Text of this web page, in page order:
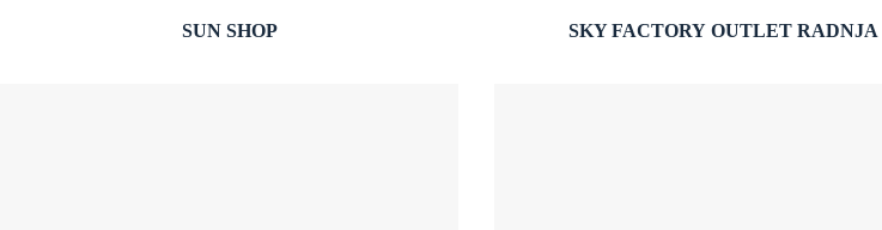
SUN SHOP SKY FACTORYOUTLET RADNJA